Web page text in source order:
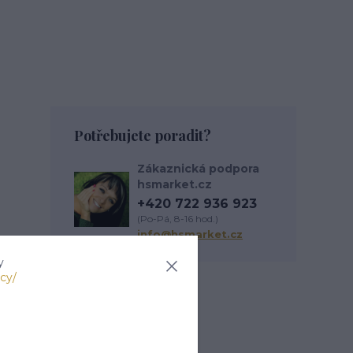
Potřebujete poradit?
Zákaznická podpora
hsmarket.cz
+420 722 936 923
(Po-Pá, 8-16 hod.)
info@hsmarket.cz